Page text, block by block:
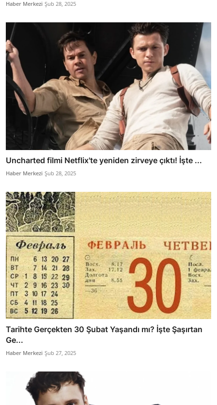
Haber Merkezi Şub 28, 2025
Uncharted filmi Netflix'te yeniden zirveye çıktı! İşte ...
Haber Merkezi Şub 28, 2025
Tarihte Gerçekten 30 Şubat Yaşandı mı? İşte Şaşırtan
Ge...
Haber Merkezi Şub 27, 2025